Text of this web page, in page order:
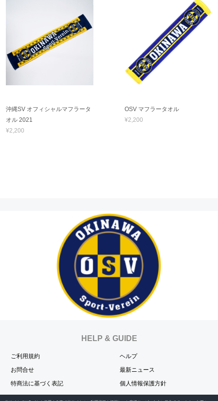
沖縄SV オフィシャルマフラータ
オル 2021
¥2,200
OSV マフラータオル
¥2,200
HELP & GUIDE
ご利用規約
ヘルプ
お問合せ
最新ニュース
特商法に基づく表記
個人情報保護方針